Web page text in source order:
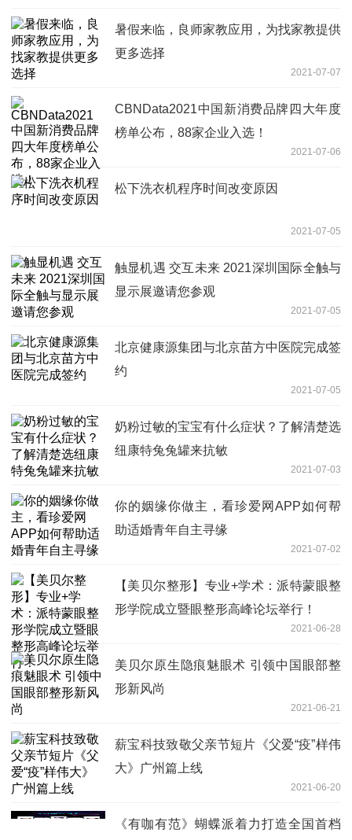
暑假来临，良师家教应用，为找家教提供
更多选择
2021-07-07
CBNData2021中国新消费品牌四大年度
榜单公布，88家企业入选！
2021-07-06
松下洗衣机程序时间改变原因
2021-07-05
触显机遇 交互未来 2021深圳国际全触与
显示展邀请您参观
2021-07-05
北京健康源集团与北京苗方中医院完成签
约
2021-07-05
奶粉过敏的宝宝有什么症状？了解清楚选
纽康特兔兔罐来抗敏
2021-07-03
你的姻缘你做主，看珍爱网APP如何帮
助适婚青年自主寻缘
2021-07-02
【美贝尔整形】专业+学术：派特蒙眼整
形学院成立暨眼整形高峰论坛举行！
2021-06-28
美贝尔原生隐痕魅眼术 引领中国眼部整
形新风尚
2021-06-21
薪宝科技致敬父亲节短片《父爱“疫”样伟
大》广州篇上线
2021-06-20
《有咖有范》蝴蝶派着力打造全国首档